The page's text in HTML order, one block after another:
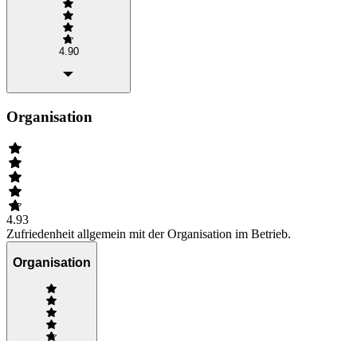
4.90
Organisation
4.93
Zufriedenheit allgemein mit der Organisation im Betrieb.
Organisation